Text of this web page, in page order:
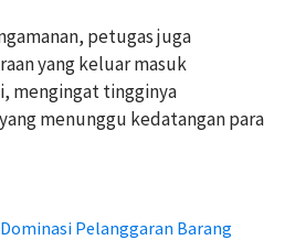
petugas juga
yang keluar masuk
mengingat tingginya
menunggu kedatangan para
Pelanggaran Barang